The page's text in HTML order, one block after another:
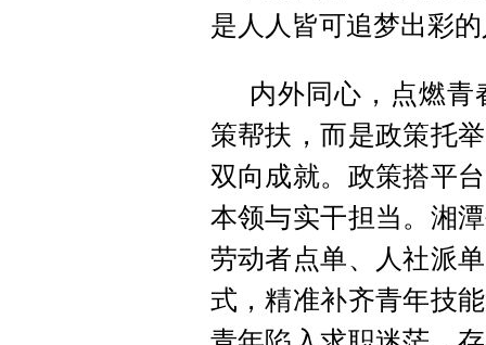
是人人皆可追梦出彩
内外同心，点燃
策帮扶，而是政策托
双向成就。政策搭平
本领与实干担当。湘
劳动者点单、人社派
式，精准补齐青年技